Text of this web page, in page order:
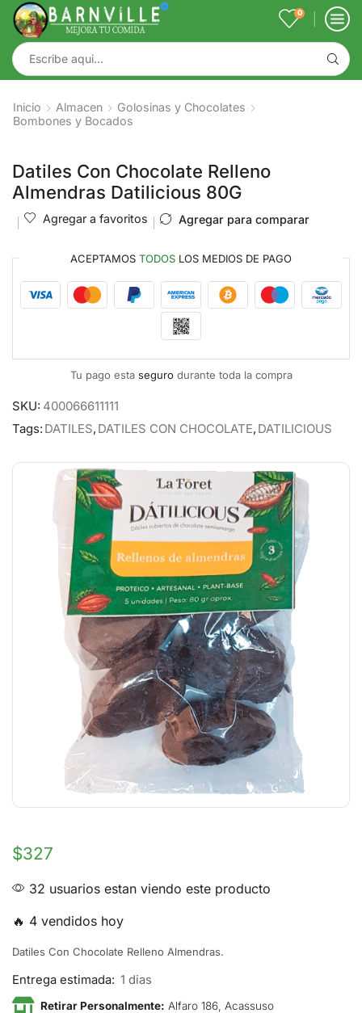
0
Inicio Almacen
Golosinas y Chocolates
Bombones y Bocados
Datiles Con Chocolate Relleno
Almendras Datilicious 80G
Agregar a favoritos Agregar para comparar
ACEPTAMOS TODOS LOS MEDIOS DE PAGO
Tu pago esta segurodurante toda la compra
SKU: 400066611111
Tags: DATILES, DATILES CON CHOCOLATE, DATILICIOUS
$327
32 usuarios estan viendo este producto
🔥 4 vendidos hoy
Datiles Con Chocolate Relleno Almendras.
Entrega estimada: 1 dias
Retirar Personalmente: Alfaro 186, Acassuso